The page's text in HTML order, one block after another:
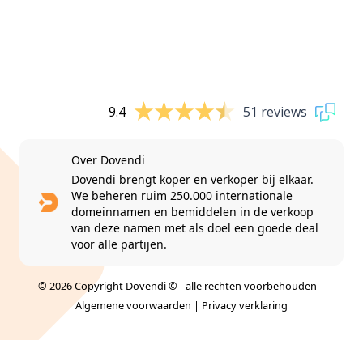
9.4 51 reviews
Over Dovendi
Dovendi brengt koper en verkoper bij elkaar.
We beheren ruim 250.000 internationale
domeinnamen en bemiddelen in de verkoop
van deze namen met als doel een goede deal
voor alle partijen.
© 2026 Copyright Dovendi © - alle rechten voorbehouden |
Algemene voorwaarden | Privacy verklaring